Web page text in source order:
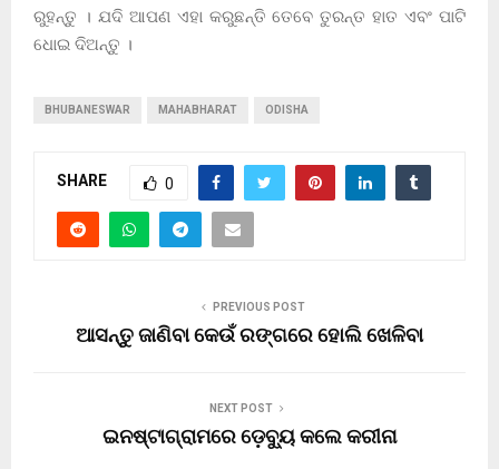
ରୁହନ୍ତୁ । ଯଦି ଆପଣ ଏହା କରୁଛନ୍ତି ତେବେ ତୁରନ୍ତ ହାତ ଏବଂ ପାଟି
ଧୋଇ ଦିଅନ୍ତୁ ।
BHUBANESWAR MAHABHARAT ODISHA
SHARE 0
PREVIOUS POST
ଆସନ୍ତୁ ଜାଣିବା କେଉଁ ରଙ୍ଗରେ ହୋଲି ଖେଳିବା
NEXT POST
ଇନଷ୍ଟାଗ୍ରାମରେ ଡ଼େବ୍ୟୁ କଲେ କରୀନା